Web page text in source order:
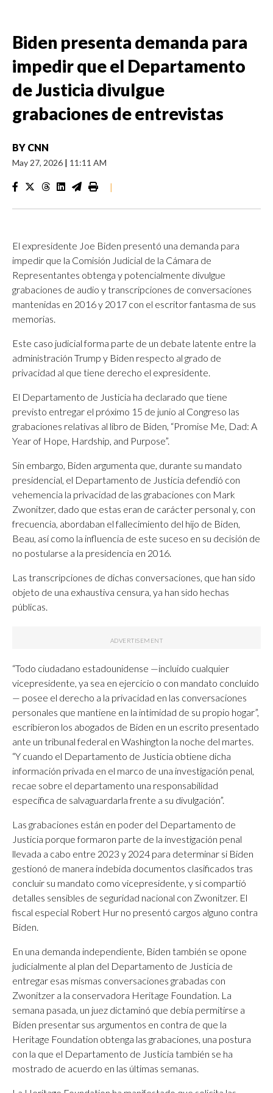
Biden presenta demanda para
impedir que el Departamento
de Justicia divulgue
grabaciones de entrevistas
BY CNN
May 27, 2026 | 11:11 AM
|
El expresidente Joe Biden presentó una demanda para
impedir que la Comisión Judicial de la Cámara de
Representantes obtenga y potencialmente divulgue
grabaciones de audio y transcripciones de conversaciones
mantenidas en 2016 y 2017 con el escritor fantasma de sus
memorias.
Este caso judicial forma parte de un debate latente entre la
administración Trump y Biden respecto al grado de
privacidad al que tiene derecho el expresidente.
El Departamento de Justicia ha declarado que tiene
previsto entregar el próximo 15 de junio al Congreso las
grabaciones relativas al libro de Biden, “Promise Me, Dad: A
Year of Hope, Hardship, and Purpose”.
Sin embargo, Biden argumenta que, durante su mandato
presidencial, el Departamento de Justicia defendió con
vehemencia la privacidad de las grabaciones con Mark
Zwonitzer, dado que estas eran de carácter personal y, con
frecuencia, abordaban el fallecimiento del hijo de Biden,
Beau, así como la influencia de este suceso en su decisión de
no postularse a la presidencia en 2016.
Las transcripciones de dichas conversaciones, que han sido
objeto de una exhaustiva censura, ya han sido hechas
públicas.
“Todo ciudadano estadounidense —incluido cualquier
vicepresidente, ya sea en ejercicio o con mandato concluido
— posee el derecho a la privacidad en las conversaciones
personales que mantiene en la intimidad de su propio hogar”,
escribieron los abogados de Biden en un escrito presentado
ante un tribunal federal en Washington la noche del martes.
“Y cuando el Departamento de Justicia obtiene dicha
información privada en el marco de una investigación penal,
recae sobre el departamento una responsabilidad
específica de salvaguardarla frente a su divulgación”.
Las grabaciones están en poder del Departamento de
Justicia porque formaron parte de la investigación penal
llevada a cabo entre 2023 y 2024 para determinar si Biden
gestionó de manera indebida documentos clasificados tras
concluir su mandato como vicepresidente, y si compartió
detalles sensibles de seguridad nacional con Zwonitzer. El
fiscal especial Robert Hur no presentó cargos alguno contra
Biden.
En una demanda independiente, Biden también se opone
judicialmente al plan del Departamento de Justicia de
entregar esas mismas conversaciones grabadas con
Zwonitzer a la conservadora Heritage Foundation. La
semana pasada, un juez dictaminó que debía permitirse a
Biden presentar sus argumentos en contra de que la
Heritage Foundation obtenga las grabaciones, una postura
con la que el Departamento de Justicia también se ha
mostrado de acuerdo en las últimas semanas.